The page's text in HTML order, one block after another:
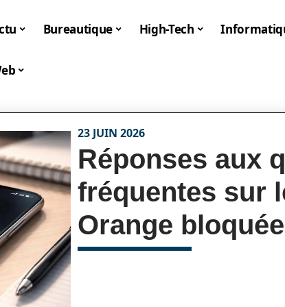
Bureautique High-Tech
23 JUIN 2026
Réponses aux
fréquentes sur
Orange